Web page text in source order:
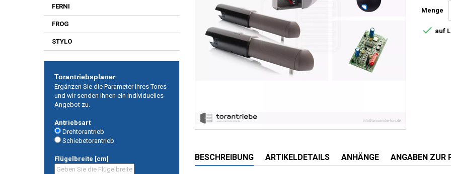
FERNI
FROG
STYLO
Torantriebsplaner
Ergänzen Sie die Parameter Ihres Tores
und wir senden Ihnen ein individuelles
Angebot zu.
Antriebsart
Drehtorantrieb
Schiebetorantrieb
Flügelbreite [cm]
Menge
 auf
BESCHREIBUNG ARTIKELDETAILS ANHÄNGE ANGABEN ZUR